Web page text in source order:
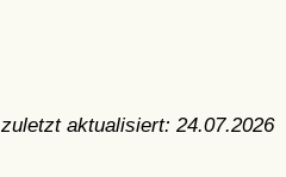
zuletzt aktualisiert: 24.07.2026